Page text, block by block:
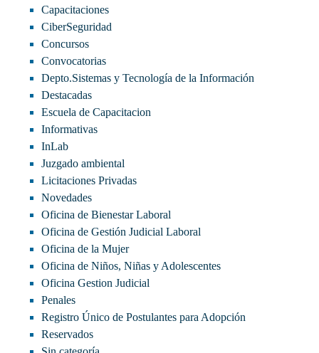
Capacitaciones
CiberSeguridad
Concursos
Convocatorias
Depto.Sistemas y Tecnología de la Información
Destacadas
Escuela de Capacitacion
Informativas
InLab
Juzgado ambiental
Licitaciones Privadas
Novedades
Oficina de Bienestar Laboral
Oficina de Gestión Judicial Laboral
Oficina de la Mujer
Oficina de Niños, Niñas y Adolescentes
Oficina Gestion Judicial
Penales
Registro Único de Postulantes para Adopción
Reservados